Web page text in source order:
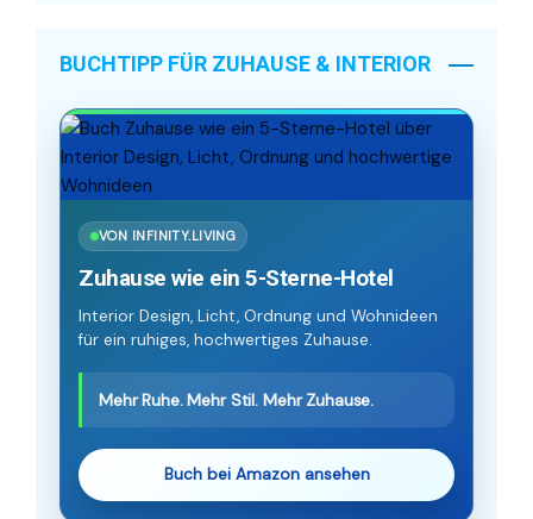
BUCHTIPP FÜR ZUHAUSE & INTERIOR
VON INFINITY.LIVING
Zuhause wie ein 5-Sterne-Hotel
Interior Design, Licht, Ordnung und Wohnideen
für ein ruhiges, hochwertiges Zuhause.
Mehr Ruhe. Mehr Stil. Mehr Zuhause.
Buch bei Amazon ansehen